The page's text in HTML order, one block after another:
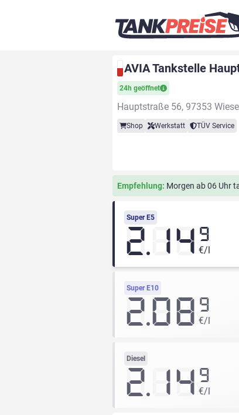
AVIA Tankstelle
24h geöffnet
Hauptstraße 56, 97353
Shop Werkstatt TÜV Service
Empfehlung: Morgen ab 06 Uhr
Super E5
2.14 9
€/l
Super E10
2.08 9
€/l
Diesel
2.14 9
€/l